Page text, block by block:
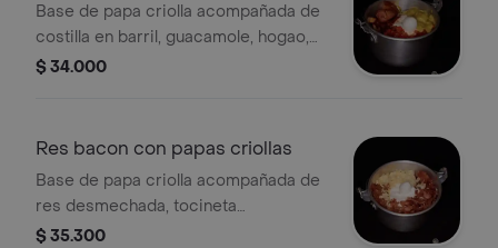
Base de papa criolla acompañada de
costilla en barril, guacamole, hogao,
sour cream y huevito.
$ 34.000
Res bacon con papas criollas
Base de papa criolla acompañada de
res desmechada, tocineta
caramelizada, sour cream, queso
$ 35.300